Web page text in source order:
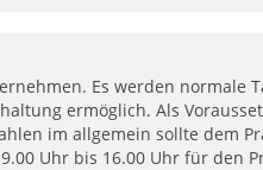
Es werden normale
ermöglich. Als
im allgemein sollte dem
Uhr bis 16.00 Uhr für den